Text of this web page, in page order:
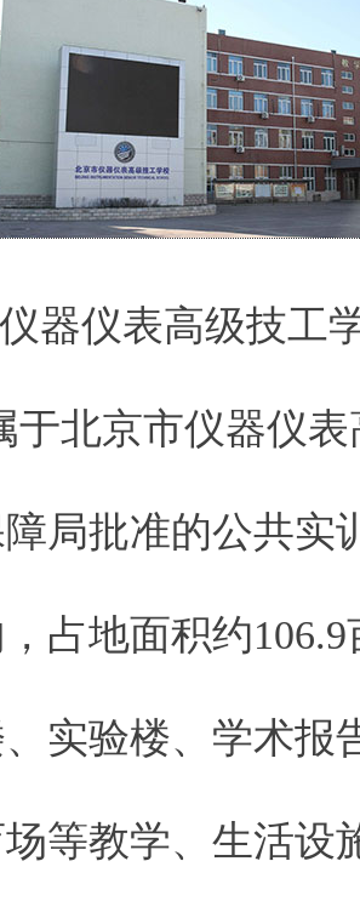
器仪表高级技工
于北京市仪器仪
局批准的公共实
占地面积约
实验楼、学术报
等教学、生活设